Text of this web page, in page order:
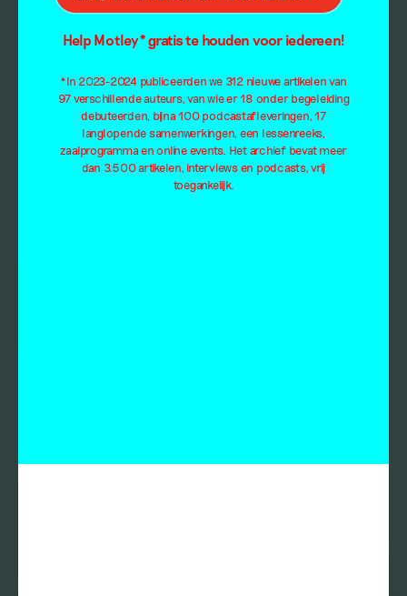
Help Motley* gratis te houden voor iedereen!
*In 2023-2024 publiceerden we 312 nieuwe artikelen van
97 verschillende auteurs, van wie er 18 onder begeleiding
debuteerden, bijna 100 podcastafleveringen, 17
langlopende samenwerkingen, een lessenreeks,
zaalprogramma en online events. Het archief bevat meer
dan 3.500 artikelen, interviews en podcasts, vrij
toegankelijk.